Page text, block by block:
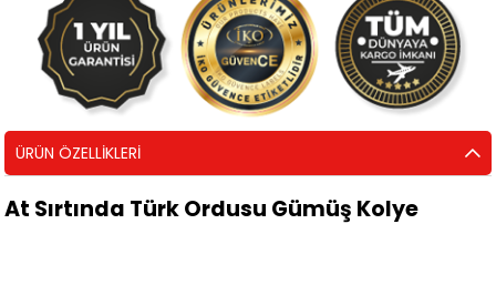
ÜRÜN ÖZELLIKLERI
At Sırtında Türk Ordusu Gümüş Kolye